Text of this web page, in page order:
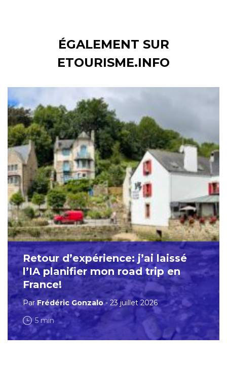
ÉGALEMENT SUR
ETOURISME.INFO
Retour d’expérience: j’ai laissé
l’IA planifier mon road trip en
France!
Par Frédéric Gonzalo- 23 juillet 2026
5 min